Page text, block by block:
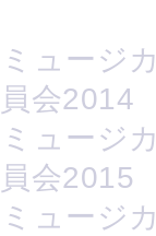
ュージ
会2014
ュージ
会2015
ュージ